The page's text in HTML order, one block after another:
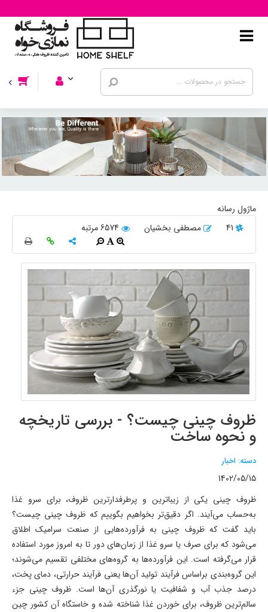
ماژول رسانه
41
مصطفی بخشیان 6574 مرتبه
ظروف چینی چیست؟ - بررسی تاریخچه
و نحوه ساخت
دسته: اخبار
1402/05/15
ظروف چینی یکی از زیباترین و پرطرفدارترین ظروف، برای سرو غذا
به‌حساب می‌آیند. اگر دقیق‌تر بخواهیم بگوییم که ظروف چینی چیست؟
باید گفت که ظروف چینی به فرآورده‌هایی از صنعت سرامیک اطلاق
می‌شود که برای صرف یا سرو غذا از زمان‌های دور تا به امروز مورد استفاده
قرار می‌گرفته است. این فرآورده‌ها به گروه‌های مختلفی تقسیم می‌شوند؛
این گروه‌بندی براساس فرآیند تولید آن‌ها یعنی فرآیند حرارتی، دمای پخت،
درصد جذب آب و شفافیت یا نورگذری آن‌ها است. ظروف چینی جزء
سالم‌ترین ظروف، برای خوردن غذا شناخته شده و خاستگاه آن کشور چین